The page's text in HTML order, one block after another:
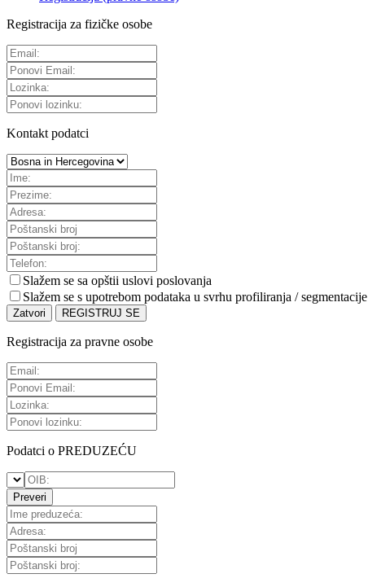
Registracija za fizičke osobe
Kontakt podatci
Slažem se sa opštii uslovi poslovanja
Slažem se s upotrebom podataka u svrhu profiliranja / segmentacije
Zatvori REGISTRUJ SE
Registracija za pravne osobe
Podatci o PREDUZEĆU
Preveri